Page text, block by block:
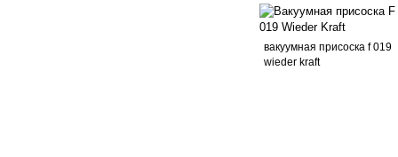
вакуумная присоска f 019
wieder kraft